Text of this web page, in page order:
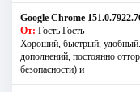
Google Chrome
От: Гость Гость
Хороший, быстрый,
дополнений, постоянно
безопасности) и